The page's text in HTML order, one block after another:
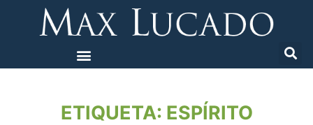
ETIQUETA: ESPÍRITO